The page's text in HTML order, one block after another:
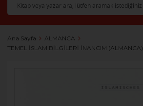
Ana Sayfa
ALMANCA
TEMEL İSLAM BİLGİLERİ İNANCIM (ALMANCA)